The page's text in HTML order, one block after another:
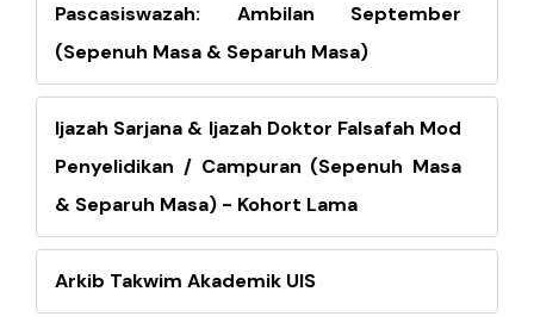
Pascasiswazah: Ambilan September
(Sepenuh Masa & Separuh Masa)
Ijazah Sarjana & Ijazah Doktor Falsafah Mod
Penyelidikan / Campuran (Sepenuh Masa
& Separuh Masa) - Kohort Lama
Arkib Takwim Akademik UIS